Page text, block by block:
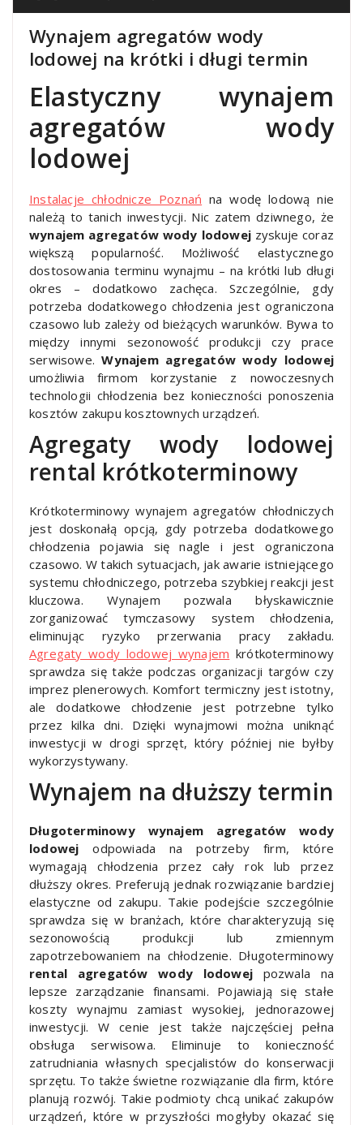
Wynajem agregatów wody
lodowej na krótki i długi termin
Elastyczny wynajem
agregatów wody
lodowej
Instalacje chłodnicze Poznań na wodę lodową nie
należą to tanich inwestycji. Nic zatem dziwnego, że
wynajem agregatów wody lodowejzyskuje coraz
większą popularność. Możliwość elastycznego
dostosowania terminu wynajmu – na krótki lub długi
okres – dodatkowo zachęca. Szczególnie, gdy
potrzeba dodatkowego chłodzenia jest ograniczona
czasowo lub zależy od bieżących warunków. Bywa to
między innymi sezonowość produkcji czy prace
serwisowe.Wynajem agregatów wody lodowej
umożliwia firmom korzystanie z nowoczesnych
technologii chłodzenia bez konieczności ponoszenia
kosztów zakupu kosztownych urządzeń.
Agregaty wody lodowej
rental krótkoterminowy
Krótkoterminowy wynajem agregatów chłodniczych
jest doskonałą opcją, gdy potrzeba dodatkowego
chłodzenia pojawia się nagle i jest ograniczona
czasowo. W takich sytuacjach, jak awarie istniejącego
systemu chłodniczego, potrzeba szybkiej reakcji jest
kluczowa. Wynajem pozwala błyskawicznie
zorganizować tymczasowy system chłodzenia,
eliminując ryzyko przerwania pracy zakładu.
Agregaty wody lodowej wynajem krótkoterminowy
sprawdza się także podczas organizacji targów czy
imprez plenerowych. Komfort termiczny jest istotny,
ale dodatkowe chłodzenie jest potrzebne tylko
przez kilka dni. Dzięki wynajmowi można uniknąć
inwestycji w drogi sprzęt, który później nie byłby
wykorzystywany.
Wynajem na dłuższy termin
Długoterminowy wynajem agregatów wody
lodowej odpowiada na potrzeby firm, które
wymagają chłodzenia przez cały rok lub przez
dłuższy okres. Preferują jednak rozwiązanie bardziej
elastyczne od zakupu. Takie podejście szczególnie
sprawdza się w branżach, które charakteryzują się
sezonowością produkcji lub zmiennym
zapotrzebowaniem na chłodzenie. Długoterminowy
rental agregatów wody lodowej pozwala na
lepsze zarządzanie finansami. Pojawiają się stałe
koszty wynajmu zamiast wysokiej, jednorazowej
inwestycji. W cenie jest także najczęściej pełna
obsługa serwisowa. Eliminuje to konieczność
zatrudniania własnych specjalistów do konserwacji
sprzętu. To także świetne rozwiązanie dla firm, które
planują rozwój. Takie podmioty chcą unikać zakupów
urządzeń, które w przyszłości mogłyby okazać się